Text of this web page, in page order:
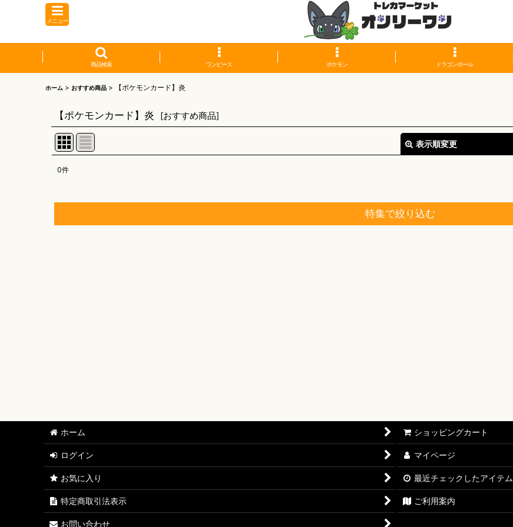
メニュー
商品検索 ワンピース ポケモン ドラゴンボール
ホーム > おすすめ商品 > 【ポケモンカード】炎
【ポケモンカード】炎 [おすすめ商品]
表示順変更
0件
特集で絞り込む
【ワンピースカード】エクストラブースター ONE PIECE Heroines Edition【EB-03】
【ワンピースカード】ブースターパック 受け継がれる意志【OP-13】
【ワンピースカード】プレミアムブースター ONE PIECE CARD THE BEST vol.2【PRB-02】
【ワンピースカード】ブースターパック 師弟の絆【OP-12】
【ワンピースカード】ブースターパック 神速の拳【OP-11】
ホーム ショッピングカート
ログイン マイページ
お気に入り 最近チェックしたアイテム
特定商取引法表示 ご利用案内
お問い合わせ